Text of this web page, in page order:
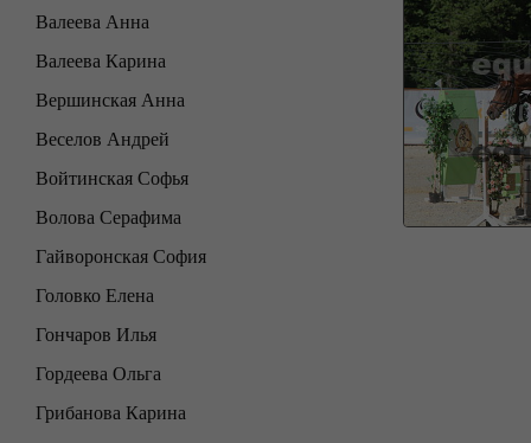
Валеева Анна
Валеева Карина
Вершинская Анна
Веселов Андрей
Войтинская Софья
Волова Серафима
Гайворонская София
Головко Елена
Гончаров Илья
Гордеева Ольга
Грибанова Карина